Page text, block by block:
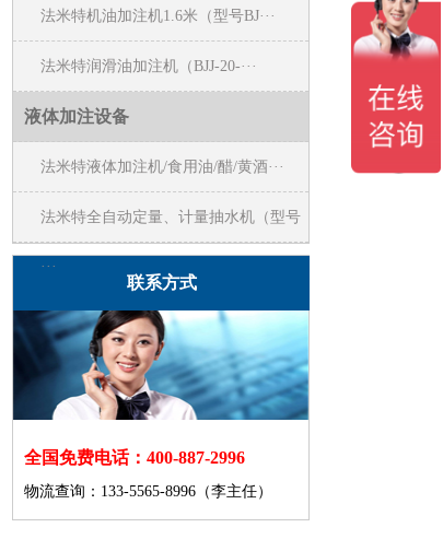
法米特机油加注机1.6米（型号BJ···
法米特润滑油加注机（BJJ-20-···
液体加注设备
法米特液体加注机/食用油/醋/黄酒···
法米特全自动定量、计量抽水机（型号
···
联系方式
全国免费电话：400-887-2996
物流查询：133-5565-8996（李主任）